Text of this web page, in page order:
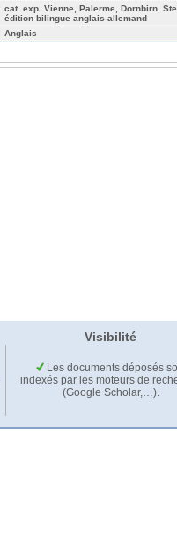
cat. exp. Vienne, Palerme, Dornbirn,
édition bilingue anglais-allemand
Anglais
Visibilité
Les documents déposés
indexés par les moteurs de
(Google Scholar,…).